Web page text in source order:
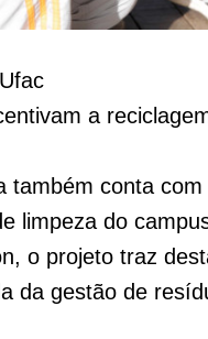
a
também conta
limpeza do
o projeto traz
da gestão de